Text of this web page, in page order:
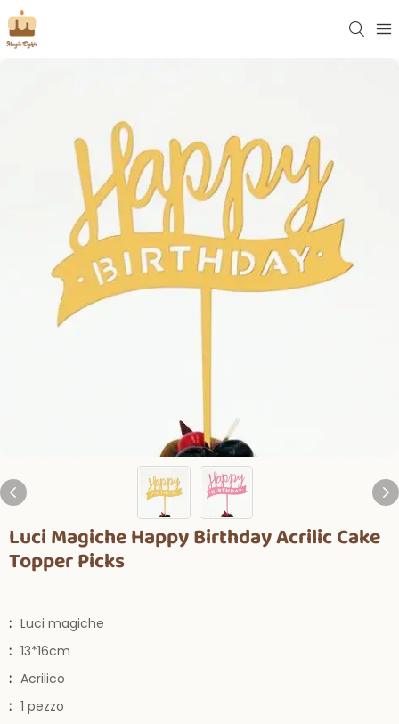
Luci Magiche Happy Birthday Acrilic Cake
Topper Picks
: Luci magiche
: 13*16cm
: Acrilico
: 1 pezzo